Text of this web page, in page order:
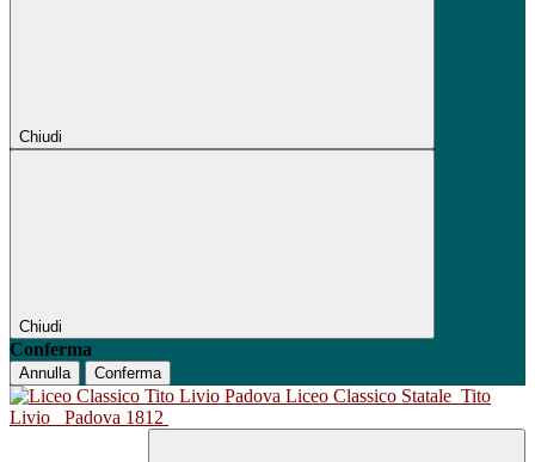
Chiudi
Chiudi
Conferma
Annulla Conferma
Liceo Classico Statale Tito
Livio
Padova 1812